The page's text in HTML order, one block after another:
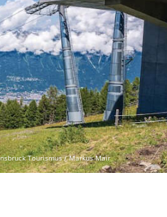
Tourismus / Markus Mair